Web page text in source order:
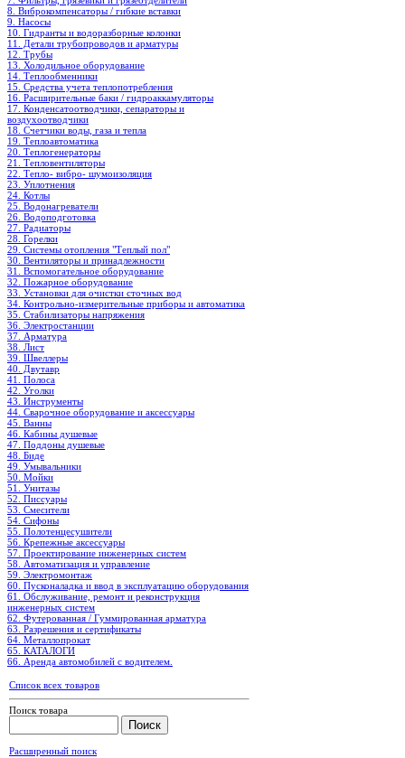
8. Виброкомпенсаторы / гибкие вставки
9. Насосы
10. Гидранты и водоразборные колонки
11. Детали трубопроводов и арматуры
12. Трубы
13. Холодильное oборудование
14. Теплообменники
15. Средства учета теплопотребления
16. Расширительные баки / гидроаккамуляторы
17. Конденсатоотводчики, сепараторы и
воздухоотводчики
18. Счетчики воды, газа и тепла
19. Теплоавтоматика
20. Теплогенераторы
21. Тепловентиляторы
22. Тепло- вибро- шумоизоляция
23. Уплотнения
24. Котлы
25. Водонагреватели
26. Водоподготовка
27. Радиаторы
28. Горелки
29. Системы отопления "Теплый пол"
30. Вентиляторы и принадлежности
31. Вспомогательное оборудование
32. Пожарное оборудование
33. Установки для очистки сточных вод
34. Контрольно-измерительные приборы и автоматика
35. Стабилизаторы напряжения
36. Электростанции
37. Арматура
38. Лист
39. Швеллеры
40. Двутавр
41. Полоса
42. Уголки
43. Инструменты
44. Сварочное оборудование и аксессуары
45. Ванны
46. Кабины душевые
47. Поддоны душевые
48. Биде
49. Умывальники
50. Мойки
51. Унитазы
52. Писсуары
53. Смесители
54. Сифоны
55. Полотенцесушители
56. Крепежные аксессуары
57. Проектирование инженерных систем
58. Автоматизация и управление
59. Электромонтаж
60. Пусконаладка и ввод в эксплуатацию оборудования
61. Обслуживание, ремонт и реконструкция
инженерных систем
62. Футерованная / Гуммированная арматура
63. Разрешения и сертификаты
64. Металлопрокат
65. КАТАЛОГИ
66. Аренда автомобилей с водителем.
Список всех товаров
Поиск товара
Расширенный поиск